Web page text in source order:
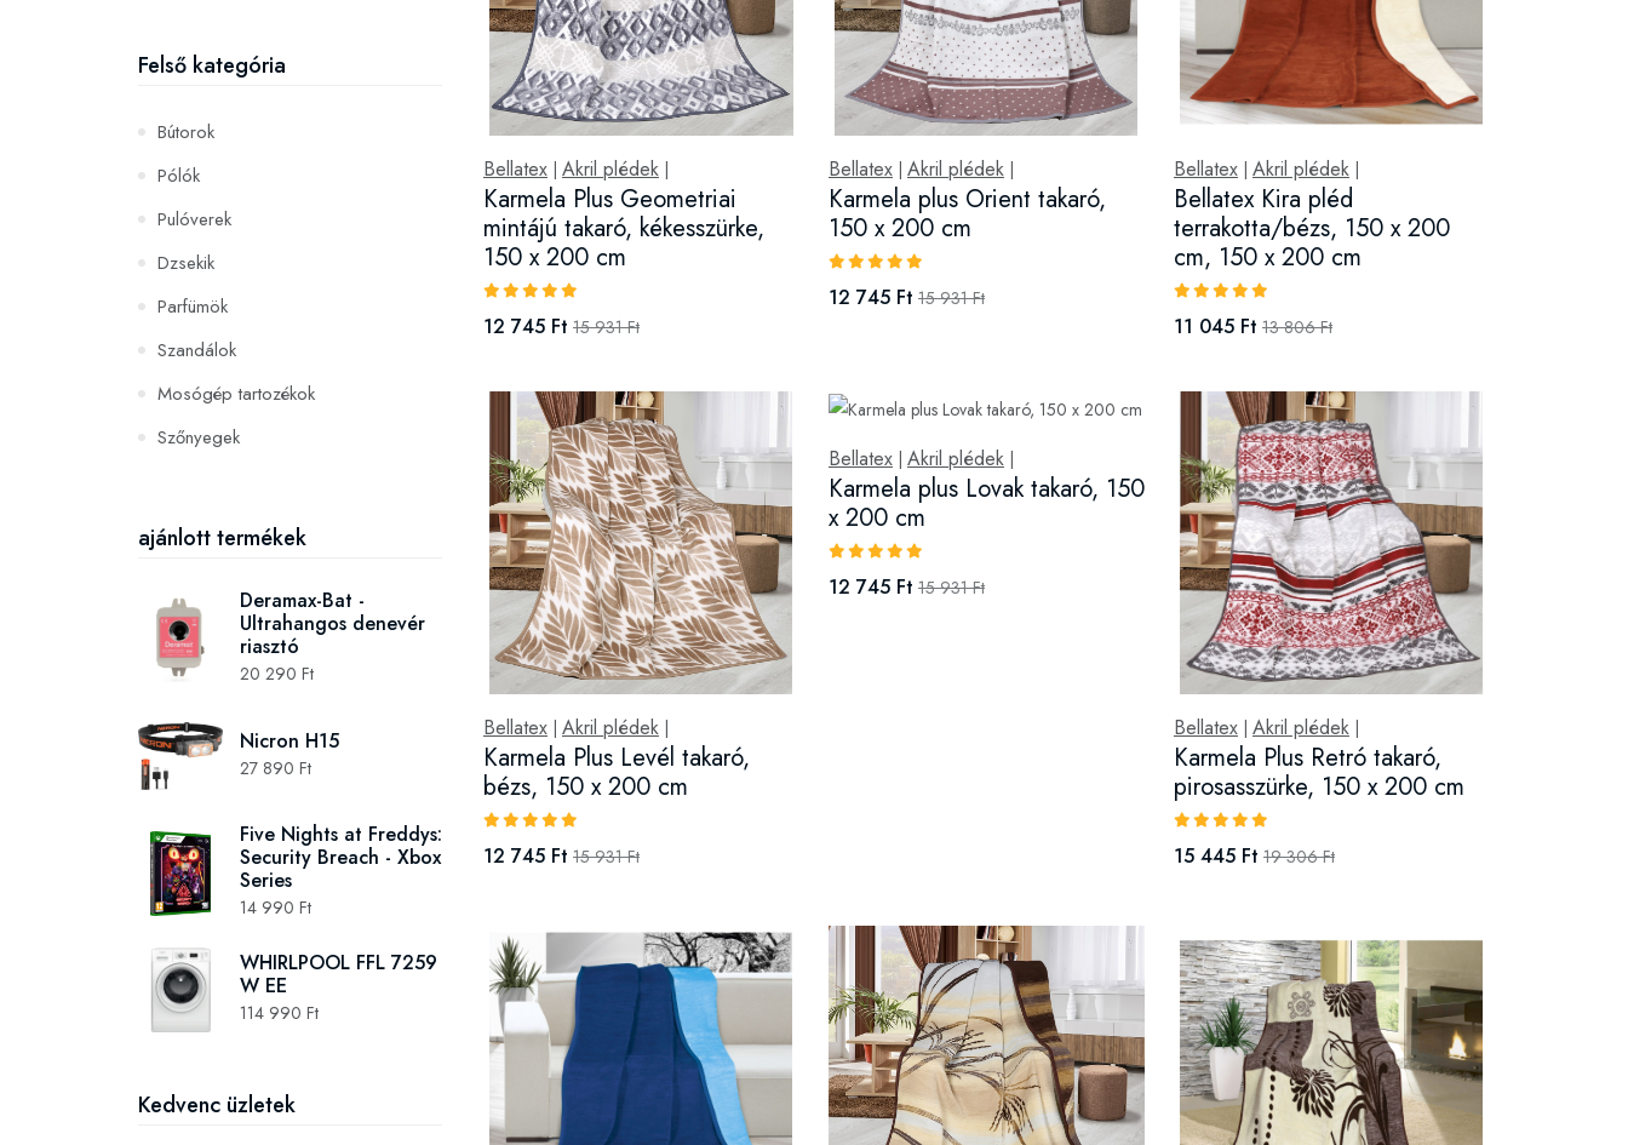
Felső kategória
Bútorok
Pólók
Pulóverek
Dzsekik
Parfümök
Szandálok
Mosógép tartozékok
Szőnyegek
Szerszámok és gépek
ajánlott termékek
Deramax-Bat -
Ultrahangos denevér
riasztó
20 290 Ft
Nicron H15
27 890 Ft
Five Nights at Freddys:
Security Breach - Xbox
Series
14 990 Ft
WHIRLPOOL FFL 7259
W EE
114 990 Ft
Kedvenc üzletek
Bellatex Akril plédek
Karmela Plus Geometriai
mintájú takaró, kékesszürke,
150 x 200 cm
12 745 Ft 15 931 Ft
Bellatex| Akril plédek|
Karmela plus Orient takaró,
150 x 200 cm
12 745 Ft 15 931 Ft
Bellatex| Akril plédek|
Bellatex Kira pléd
terrakotta/bézs, 150 x 200
cm, 150 x 200 cm
11 045 Ft 13 806 Ft
Bellatex Akril plédek
Karmela Plus Levél takaró,
bézs, 150 x 200 cm
12 745 Ft 15 931 Ft
Bellatex| Akril plédek|
Karmela plus Lovak takaró, 150
x 200 cm
12 745 Ft 15 931 Ft
Bellatex| Akril plédek|
Karmela Plus Retró takaró,
pirosasszürke, 150 x 200 cm
15 445 Ft 19 306 Ft